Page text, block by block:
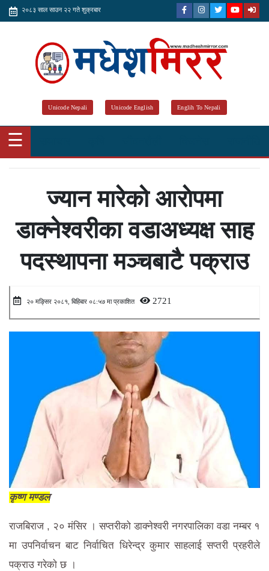
२०८३ साल साउन २२ गते शुक्रबार
Unicode Nepali Unicode English Englih To Nepali
☰
ज्यान मारेको आराेपमा
डाक्नेश्वरीका वडाअध्यक्ष साह
पदस्थापना मञ्चबाटै पक्राउ
२० मङ्सिर २०८१, बिहिबार ०८:५७ मा प्रकाशित 2721
कृष्ण मण्डल
राजबिराज , २० मंसिर । सप्तरीको डाक्नेश्वरी नगरपालिका वडा नम्बर १
मा उपनिर्वाचन बाट निर्वाचित धिरेन्द्र कुमार साहलाई सप्तरी प्रहरीले
पक्राउ गरेकाे छ ।